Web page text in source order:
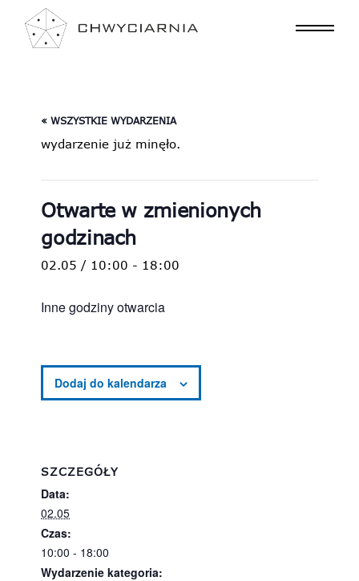
« WSZYSTKIE WYDARZENIA
wydarzenie już minęło.
Otwarte w zmienionych
godzinach
02.05 / 10:00 - 18:00
Inne godziny otwarcia
SZCZEGÓŁY
Data:
02.05
Czas:
10:00 - 18:00
Wydarzenie kategoria: